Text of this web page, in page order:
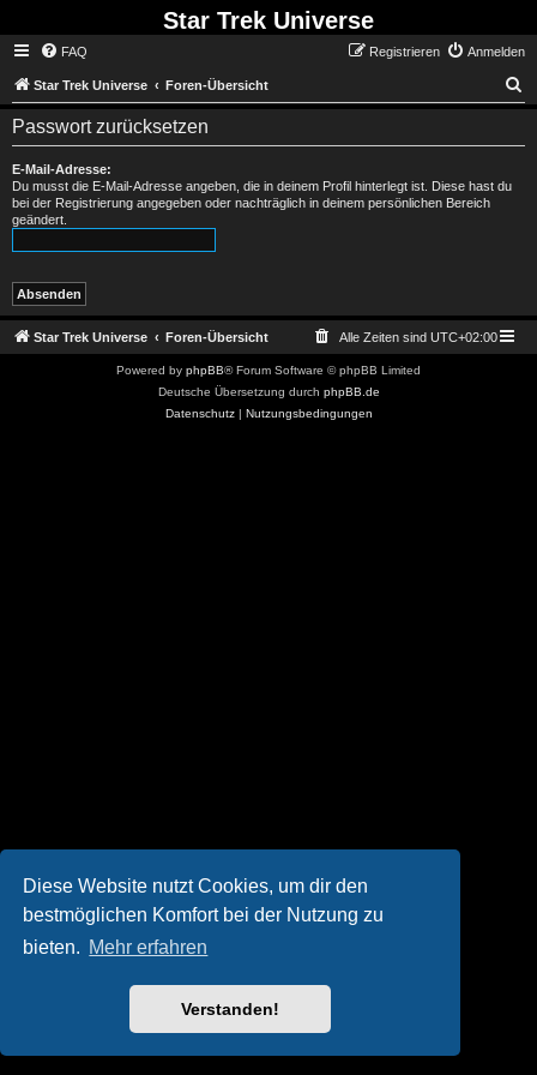
Diese Website nutzt Cookies, um dir den
bestmöglichen Komfort bei der Nutzung zu
bieten. Mehr erfahren
Verstanden!
Star Trek Universe
FAQ Anmelden
Registrieren
Star Trek Universe Foren-Übersicht
Passwort zurücksetzen
E-Mail-Adresse:
Du musst die E-Mail-Adresse angeben, die in deinem Profil hinterlegt ist. Diese hast du
bei der Registrierung angegeben oder nachträglich in deinem persönlichen Bereich
geändert.
Star Trek Universe Foren-Übersicht Alle Zeiten sind UTC+02:00
Powered by phpBB® Forum Software © phpBB Limited
Deutsche Übersetzung durch phpBB.de
Datenschutz| Nutzungsbedingungen